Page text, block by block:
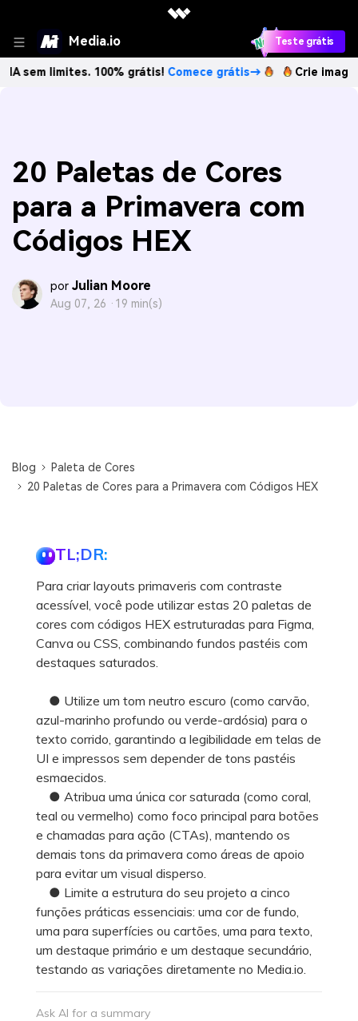
Media.io Teste grátis
100% grátis!Comece grátis→ Crie imagens com
20 Paletas de Cores
para a Primavera com
Códigos HEX
por Julian Moore
Aug 07, 26 · 19 min(s)
Blog
Paleta de Cores
20 Paletas de Cores para a Primavera com Códigos HEX
TL;DR:
Para criar layouts primaveris com contraste
acessível, você pode utilizar estas 20 paletas de
cores com códigos HEX estruturadas para Figma,
Canva ou CSS, combinando fundos pastéis com
destaques saturados.
● Utilize um tom neutro escuro (como carvão,
azul-marinho profundo ou verde-ardósia) para o
texto corrido, garantindo a legibilidade em telas de
UI e impressos sem depender de tons pastéis
esmaecidos.
● Atribua uma única cor saturada (como coral,
teal ou vermelho) como foco principal para botões
e chamadas para ação (CTAs), mantendo os
demais tons da primavera como áreas de apoio
para evitar um visual disperso.
● Limite a estrutura do seu projeto a cinco
funções práticas essenciais: uma cor de fundo,
uma para superfícies ou cartões, uma para texto,
um destaque primário e um destaque secundário,
testando as variações diretamente no Media.io.
Ask AI for a summary